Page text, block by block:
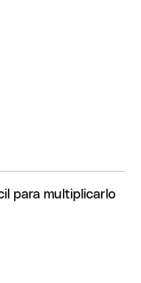
para multiplicarlo